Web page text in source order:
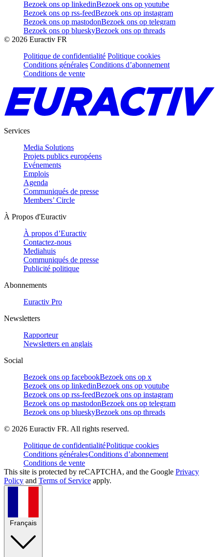
Bezoek ons op linkedinBezoek ons op youtube
Bezoek ons op rss-feedBezoek ons op instagram
Bezoek ons op mastodonBezoek ons op telegram
Bezoek ons op blueskyBezoek ons op threads
© 2026 Euractiv FR
Politique de confidentialité Politique cookies
Conditions générales Conditions d’abonnement
Conditions de vente
Services
Media Solutions
Projets publics européens
Evénements
Emplois
Agenda
Communiqués de presse
Members’ Circle
À Propos d'Euractiv
À propos d’Euractiv
Contactez-nous
Mediahuis
Communiqués de presse
Publicité politique
Abonnements
Euractiv Pro
Newsletters
Rapporteur
Newsletters en anglais
Social
Bezoek ons op facebookBezoek ons op x
Bezoek ons op linkedinBezoek ons op youtube
Bezoek ons op rss-feedBezoek ons op instagram
Bezoek ons op mastodonBezoek ons op telegram
Bezoek ons op blueskyBezoek ons op threads
© 2026 Euractiv FR. All rights reserved.
Politique de confidentialitéPolitique cookies
Conditions généralesConditions d’abonnement
Conditions de vente
This site is protected by reCAPTCHA, and the Google Privacy
Policy and Terms of Service apply.
Français